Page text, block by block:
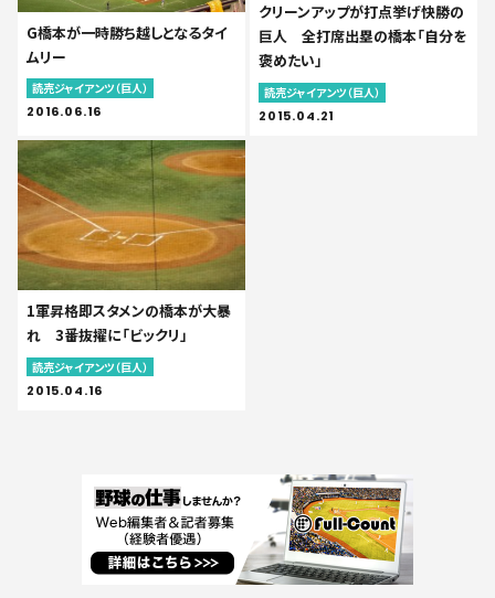
G橋本が一時勝ち越しとなるタイ
ムリー
読売ジャイアンツ（巨人）
2016.06.16
クリーンアップが打点挙げ快勝の
巨人 全打席出塁の橋本「自分を
褒めたい」
読売ジャイアンツ（巨人）
2015.04.21
1軍昇格即スタメンの橋本が大暴
れ 3番抜擢に「ビックリ」
読売ジャイアンツ（巨人）
2015.04.16